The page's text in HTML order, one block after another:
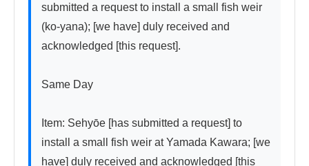
submitted a request to install a small fish weir
(ko-yana); [we have] duly received and
acknowledged [this request].
Same Day
Item: Sehyōe [has submitted a request] to
install a small fish weir at Yamada Kawara; [we
have] duly received and acknowledged [this